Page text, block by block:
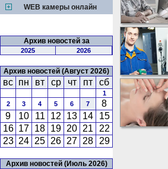
WEB камеры онлайн
Архив новостей за
2025 2026
Архив новостей (Август 2026)
вс пн вт ср чт пт сб
1
2
3 4 5 6 7
8
9
10 11 12 13 14
15
16 17 18 19 20 21
22
23 24 25 26 27 28 29
Архив новостей (Июль 2026)